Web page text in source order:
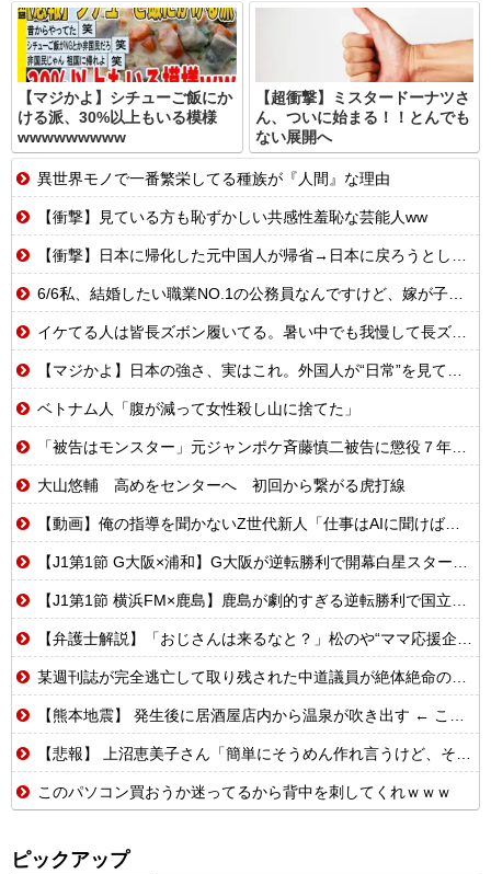
【マジかよ】シチューご飯にか
ける派、30%以上もいる模様
wwwwwwwww
【超衝撃】ミスタードーナツさ
ん、ついに始まる！！とんでも
ない展開へ
異世界モノで一番繁栄してる種族が『人間』な理由
【衝撃】見ている方も恥ずかしい共感性羞恥な芸能人ww
【衝撃】日本に帰化した元中国人が帰省→日本に戻ろうとしたら…
6/6私、結婚したい職業NO.1の公務員なんですけど、嫁が子供連れて家出した。全く理由は思いつかないけど強いてあげるとすれば母のせいかもしれない。嫁のせいでアトピー悪化しそう→
イケてる人は皆長ズボン履いてる。暑い中でも我慢して長ズボン履いてる。半ズボンはモテ無い。厳しいって
【マジかよ】日本の強さ、実はこれ。外国人が“日常”を見て衝撃を受けた理由
ベトナム人「腹が減って女性殺し山に捨てた」
「被告はモンスター」元ジャンポケ斉藤慎二被告に懲役７年求刑でほぼ実刑確実？弁護側の主張が無理筋なワケ
大山悠輔 高めをセンターへ 初回から繋がる虎打線
【動画】俺の指導を聞かないZ世代新人「仕事はAIに聞けば余裕w」俺「AI以下でごめんね」→指導やめて放置プレイした結果w
【J1第1節 G大阪×浦和】G大阪が逆転勝利で開幕白星スタート！数的優位の中で逆転を許す苦しい展開も終盤に再逆転に成功
【J1第1節 横浜FM×鹿島】鹿島が劇的すぎる逆転勝利で国立での開幕戦制す！後半ATにチャヴリッチが2ゴールの大活躍
【弁護士解説】「おじさんは来るなと？」松のや“ママ応援企画”に批判殺到→謝罪…キャンペーンは「男女差別」だったのか
某週刊誌が完全逃亡して取り残された中道議員が絶体絶命の窮地、「今度は宏池会に矛先を向けたか……」と節操の無さに呆れる人が続出
【熊本地震】 発生後に居酒屋店内から温泉が吹き出す ← これ前触れじゃね？
【悲報】 上沼恵美子さん「簡単にそうめん作れ言うけど、そうめん作りて地獄なんよ」
このパソコン買おうか迷ってるから背中を刺してくれｗｗｗ
ピックアップ